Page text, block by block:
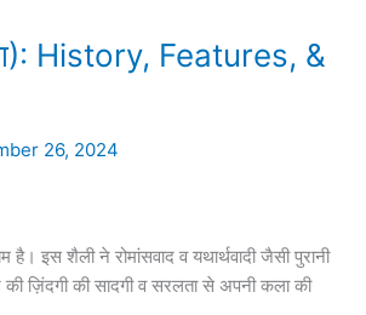
History, Features, &
26, 2024
शैली ने रोमांसवाद व यथार्थवादी जैसी पुरानी
की ज़िंदगी की सादगी व सरलता से अपनी कला की